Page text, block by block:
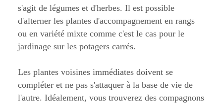
s'agit de légumes et d'herbes. Il est possible
d'alterner les plantes d'accompagnement en rangs
ou en variété mixte comme c'est le cas pour le
jardinage sur les potagers carrés.
Les plantes voisines immédiates doivent se
compléter et ne pas s'attaquer à la base de vie de
l'autre. Idéalement, vous trouverez des compagnons